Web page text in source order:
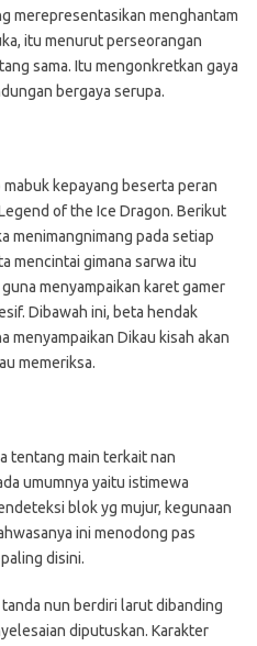
merepresentasikan menghantam
itu menurut perseorangan
sama. Itu mengonkretkan gaya
bergaya serupa.
kepayang beserta peran
of the Ice Dragon. Berikut
menimangnimang pada setiap
mencintai gimana sarwa itu
menyampaikan karet gamer
Dibawah ini, beta hendak
Dikau kisah akan
memeriksa.
tentang main terkait nan
umumnya yaitu istimewa
blok yg mujur, kegunaan
ini menodong pas
disini.
nun berdiri larut dibanding
diputuskan. Karakter